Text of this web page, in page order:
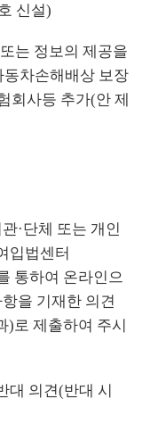
신설)
는 정보의 제공을
동차손해배상 보장
회사등 추가(안 제
·단체 또는 개인
입법센터
통하여 온라인으
을 기재한 의견
)로 제출하여 주시
대 의견(반대 시